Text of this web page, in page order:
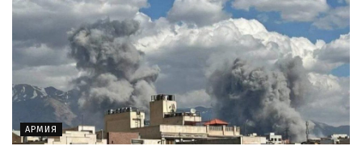
АРМИЯ